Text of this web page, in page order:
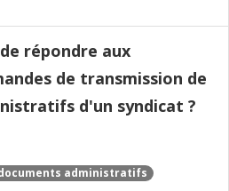
répondre aux
de transmission de
d'un syndicat ?
administratifs